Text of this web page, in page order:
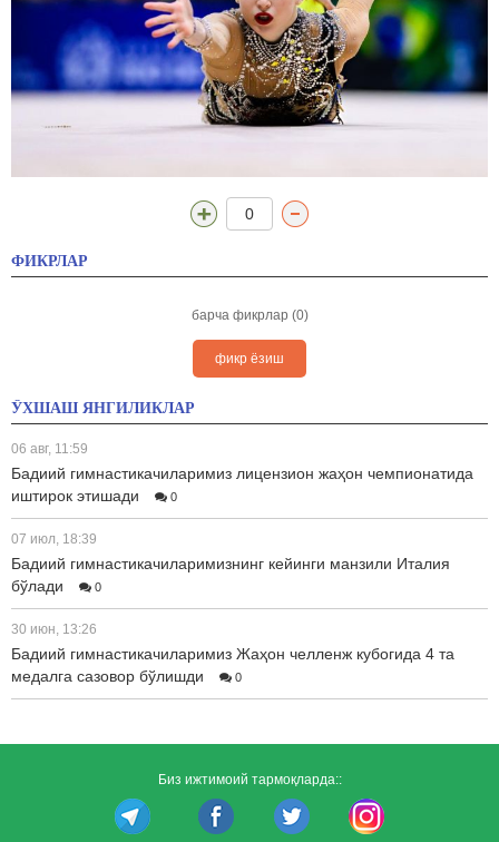
0
ФИКРЛАР
барча фикрлар (0)
фикр ёзиш
ЎХШАШ ЯНГИЛИКЛАР
06 авг, 11:59
Бадиий гимнастикачиларимиз лицензион жаҳон чемпионатида
иштирок этишади
0
07 июл, 18:39
Бадиий гимнастикачиларимизнинг кейинги манзили Италия
бўлади
0
30 июн, 13:26
Бадиий гимнастикачиларимиз Жаҳон челленж кубогида 4 та
медалга сазовор бўлишди
0
Биз ижтимоий тармоқларда::